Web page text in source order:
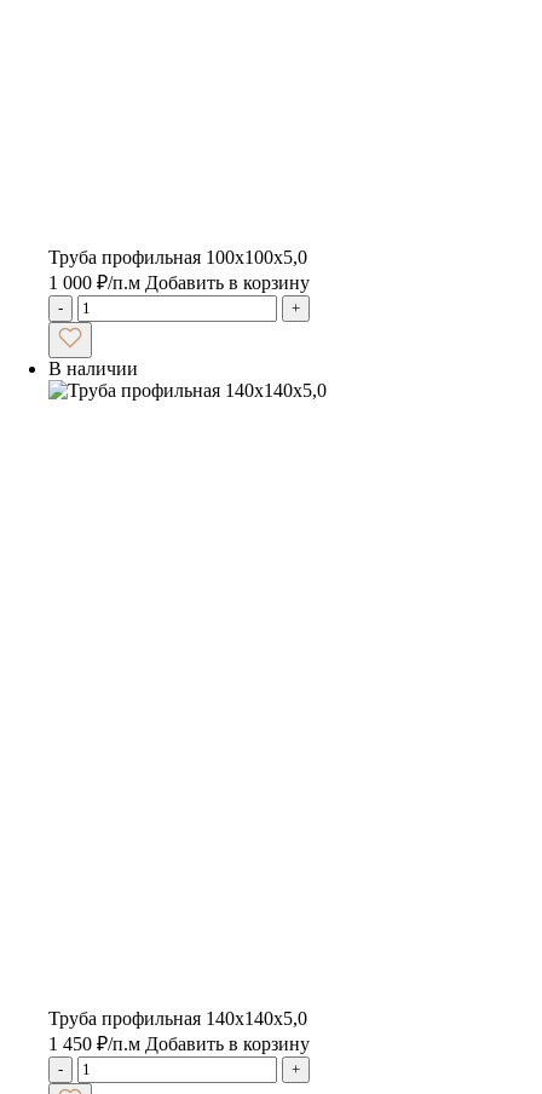
Труба профильная 100х100х5,0
1 000 ₽/п.м Добавить в корзину
- +
В наличии
Труба профильная 140х140х5,0
1 450 ₽/п.м Добавить в корзину
- +